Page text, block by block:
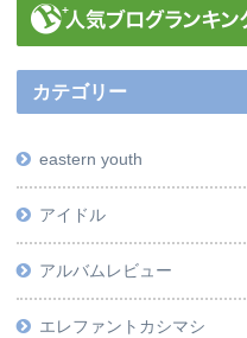
カテゴリー
eastern youth
アイドル
アルバムレビュー
エレファントカシマシ